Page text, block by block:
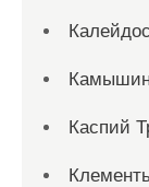
Каспий